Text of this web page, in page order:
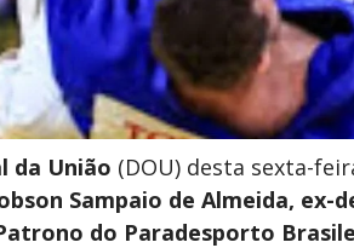
da União (DOU) desta sexta-
Sampaio de Almeida, ex-
do Paradesporto